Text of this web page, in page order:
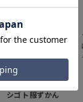
みんなの
シゴト服ずかん